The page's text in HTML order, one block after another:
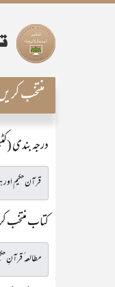
منتخب
درجہ بندی
کتاب منتخب